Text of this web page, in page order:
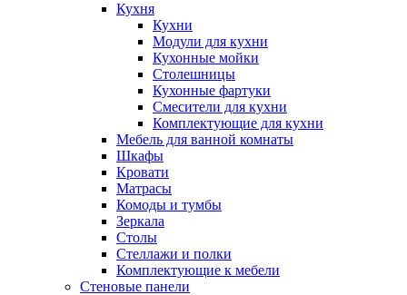
Кухня
Кухни
Модули для кухни
Кухонные мойки
Столешницы
Кухонные фартуки
Смесители для кухни
Комплектующие для кухни
Мебель для ванной комнаты
Шкафы
Кровати
Матрасы
Комоды и тумбы
Зеркала
Столы
Стеллажи и полки
Комплектующие к мебели
Стеновые панели